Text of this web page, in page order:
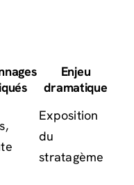
Enjeu
dramatique
Exposition
du
stratagème